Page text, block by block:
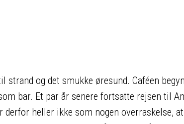
og det smukke øresund. Caféen
bar. Et par år senere fortsatte rejsen til
heller ikke som nogen overraskelse,